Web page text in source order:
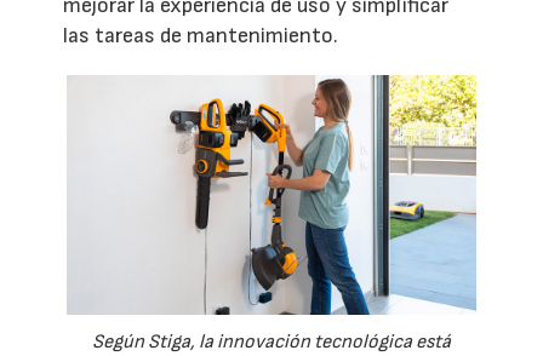
mejorar la experiencia de uso y simplificar
las tareas de mantenimiento.
Según Stiga, la innovación tecnológica está